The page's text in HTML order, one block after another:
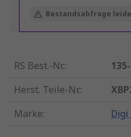
Bestandsabfrage
RS Best.-Nr.:
Herst. Teile-Nr.:
Marke: